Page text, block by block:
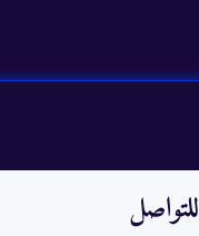
للتواصل